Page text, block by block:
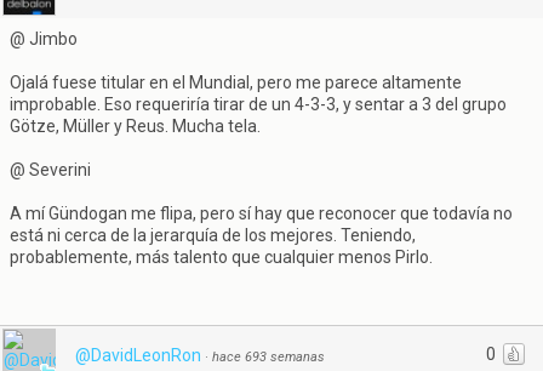
@ Jimbo
Ojalá fuese titular en el Mundial, pero me parece altamente
improbable. Eso requeriría tirar de un 4-3-3, y sentar a 3 del grupo
Götze, Müller y Reus. Mucha tela.
@ Severini
A mí Gündogan me flipa, pero sí hay que reconocer que todavía no
está ni cerca de la jerarquía de los mejores. Teniendo,
probablemente, más talento que cualquier menos Pirlo.
0
@DavidLeonRon · hace 693 semanas